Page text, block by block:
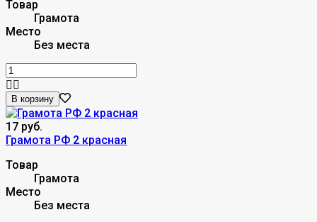
Товар
Грамота
Место
Без места
В корзину
17 руб.
Грамота РФ 2 красная
Товар
Грамота
Место
Без места